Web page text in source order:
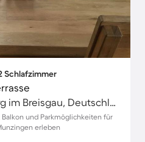
Schlafzimmer
Munzingen, Freiburg im Breisgau, Deutschland
und Parkmöglichkeiten für
erleben